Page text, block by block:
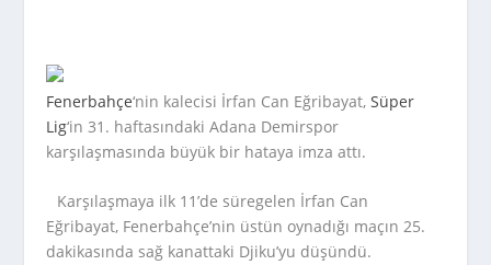
Fenerbahçe‘nin kalecisi İrfan Can Eğribayat,Süper
Lig‘in 31. haftasındaki Adana Demirspor
karşılaşmasında büyük bir hataya imza attı.
Karşılaşmaya ilk 11’de süregelen İrfan Can
Eğribayat, Fenerbahçe’nin üstün oynadığı maçın 25.
dakikasında sağ kanattaki Djiku’yu düşündü.